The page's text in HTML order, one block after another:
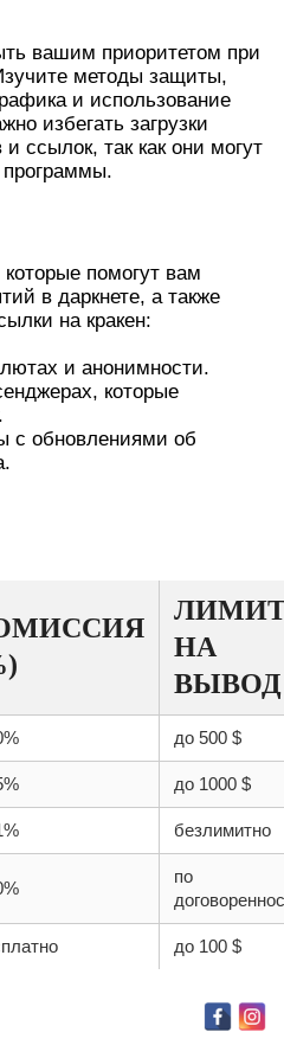
вашим приоритетом при
методы защиты,
и использование
избегать загрузки
ссылок, так как они могут
которые помогут вам
в даркнете, а также
на кракен:
и анонимности.
которые
с обновлениями об
НА
ВЫВОД
до 500 $
до 1000 $
безлимитно
по
до 100 $